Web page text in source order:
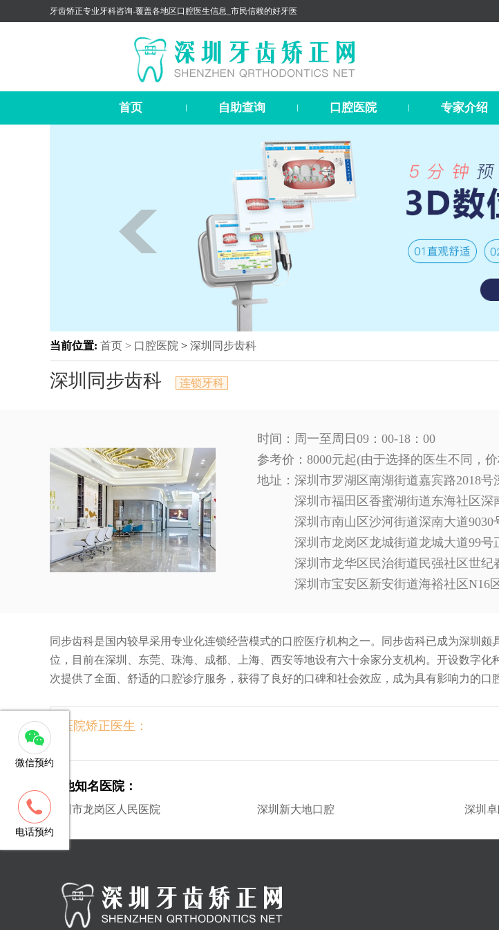
牙齿矫正专业牙科咨询-覆盖各地区口腔医生信息_市民信赖的好牙医
首页 自助查询 口腔医院 专家介绍
当前位置: 首页 > 口腔医院 > 深圳同步齿科
深圳同步齿科 连锁牙科
时间：周一至周日09：00-18：00
参考价：8000元起(由于选择的医生不同，
地址： 深圳市罗湖区南湖街道嘉宾路2018号
深圳市福田区香蜜湖街道东海社区深
深圳市南山区沙河街道深南大道9030
深圳市龙岗区龙城街道龙城大道99号
深圳市龙华区民治街道民强社区世纪
深圳市宝安区新安街道海裕社区N16
同步齿科是国内较早采用专业化连锁经营模式的口腔医疗机构之一。同步齿科已成为深圳
位，目前在深圳、东莞、珠海、成都、上海、西安等地设有六十余家分支机构。开设数字
次提供了全面、舒适的口腔诊疗服务，获得了良好的口碑和社会效应，成为具有影响力的口
医院矫正医生：
其他知名医院：
深圳市龙岗区人民医院 深圳新大地口腔 深圳
微信预约
电话预约
客服
13148781706